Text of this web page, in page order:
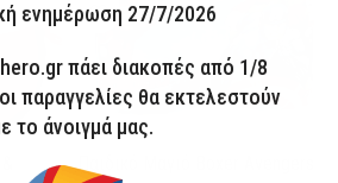
Παιδικό Μαγιό Boxer Avengers
ενημέρωση 27/7/2026
πάει διακοπές από 1/8
παραγγελίες θα εκτελεστούν
το άνοιγμά μας.